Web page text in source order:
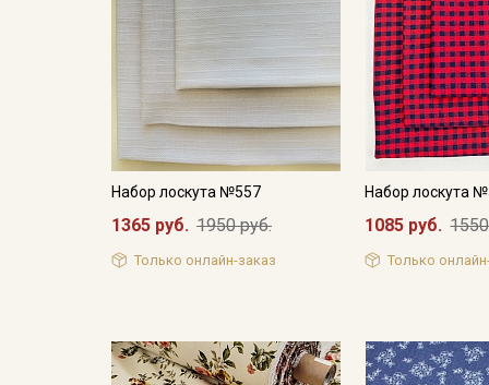
Набор лоскута №557
1365 руб. 1950 руб.
Только онлайн-заказ
Набор лоскута
1085 руб.
Только